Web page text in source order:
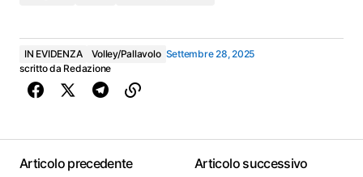
IN EVIDENZA Volley/Pallavolo Settembre 28, 2025
scritto da Redazione
Articolo precedente
Articolo successivo